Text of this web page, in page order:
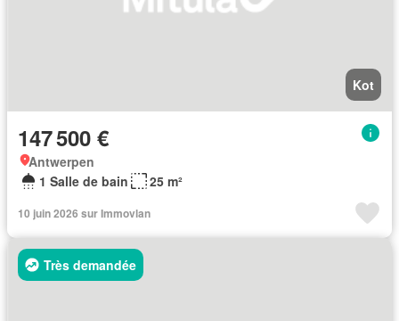
Kot
147 500 €
Antwerpen
1 Salle de bain
25 m²
10 juin 2026 sur Immovlan
Très demandée